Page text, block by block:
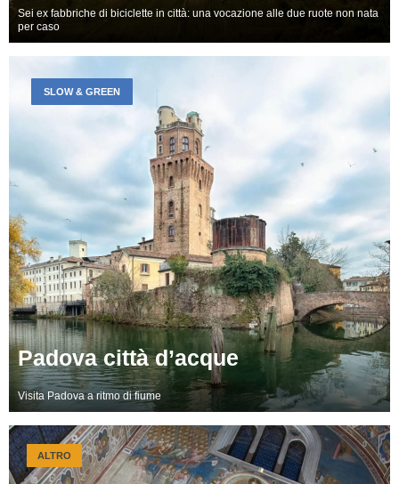
Sei ex fabbriche di biciclette in città: una vocazione alle due ruote non nata
per caso
Padova città d’acque
Visita Padova a ritmo di fiume
SLOW & GREEN
ALTRO